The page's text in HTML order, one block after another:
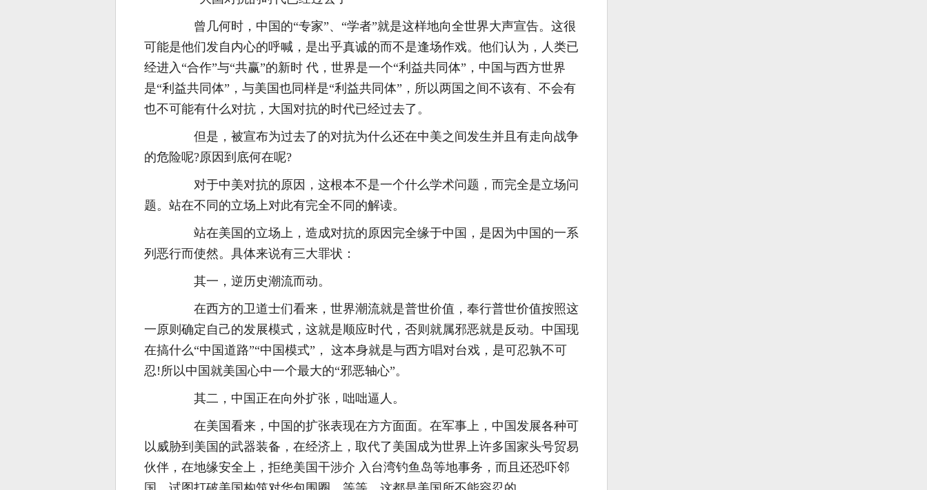
曾几何时，中国的“专家”、“学者”就是这样地向全世界大声宣告。这很
可能是他们发自内心的呼喊，是出乎真诚的而不是逢场作戏。他们认为，人类已
经进入“合作”与“共赢”的新时 代，世界是一个“利益共同体”，中国与西方世界
是“利益共同体”，与美国也同样是“利益共同体”，所以两国之间不该有、不会有
也不可能有什么对抗，大国对抗的时代已经过去了。
但是，被宣布为过去了的对抗为什么还在中美之间发生并且有走向战争
的危险呢?原因到底何在呢?
对于中美对抗的原因，这根本不是一个什么学术问题，而完全是立场问
题。站在不同的立场上对此有完全不同的解读。
站在美国的立场上，造成对抗的原因完全缘于中国，是因为中国的一系
列恶行而使然。具体来说有三大罪状：
其一，逆历史潮流而动。
在西方的卫道士们看来，世界潮流就是普世价值，奉行普世价值按照这
一原则确定自己的发展模式，这就是顺应时代，否则就属邪恶就是反动。中国现
在搞什么“中国道路”“中国模式”， 这本身就是与西方唱对台戏，是可忍孰不可
忍!所以中国就美国心中一个最大的“邪恶轴心”。
其二，中国正在向外扩张，咄咄逼人。
在美国看来，中国的扩张表现在方方面面。在军事上，中国发展各种可
以威胁到美国的武器装备，在经济上，取代了美国成为世界上许多国家头号贸易
伙伴，在地缘安全上，拒绝美国干涉介 入台湾钓鱼岛等地事务，而且还恐吓邻